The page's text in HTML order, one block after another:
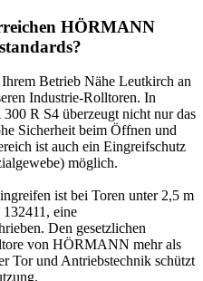
HÖRMANN
Betrieb Nähe Leutkirch an
Industrie-Rolltoren. In
R S4 überzeugt nicht nur das
Sicherheit beim Öffnen und
ist auch ein Eingreifschutz
möglich.
ist bei Toren unter 2,5 m
eine
Den gesetzlichen
von HÖRMANN mehr als
Tor und Antriebstechnik schützt